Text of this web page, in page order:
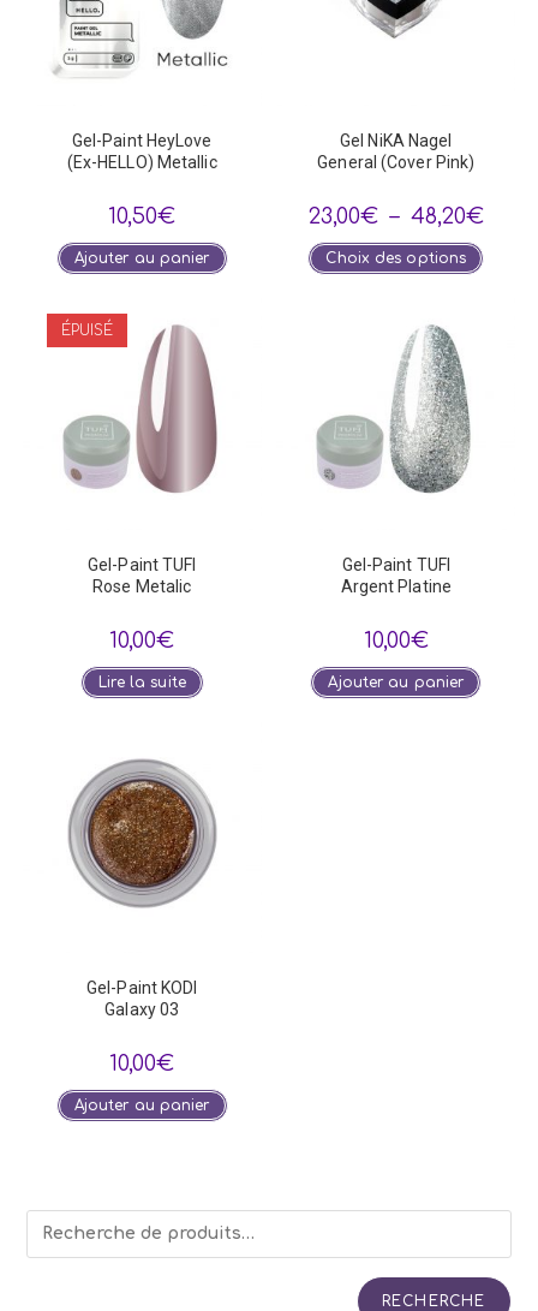
Gel-Paint HeyLove
(Ex-HELLO) Metallic
10,50€
Ajouter au panier
Gel NiKA Nagel
General (Cover Pink)
23,00€ – 48,20€Plage
Choix des options
ÉPUISÉ
Gel-Paint TUFI
Rose Metalic
10,00€
Lire la suite
Gel-Paint TUFI
Argent Platine
10,00€
Ajouter au panier
Gel-Paint KODI
Galaxy 03
10,00€
Ajouter au panier
RECHERCHE